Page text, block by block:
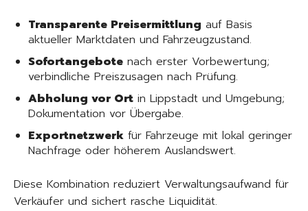
Transparente Preisermittlung auf Basis
aktueller Marktdaten und Fahrzeugzustand.
Sofortangebote nach erster Vorbewertung;
verbindliche Preiszusagen nach Prüfung.
Abholung vor Ort in Lippstadt und Umgebung;
Dokumentation vor Übergabe.
Exportnetzwerk für Fahrzeuge mit lokal geringer
Nachfrage oder höherem Auslandswert.
Diese Kombination reduziert Verwaltungsaufwand für
Verkäufer und sichert rasche Liquidität.